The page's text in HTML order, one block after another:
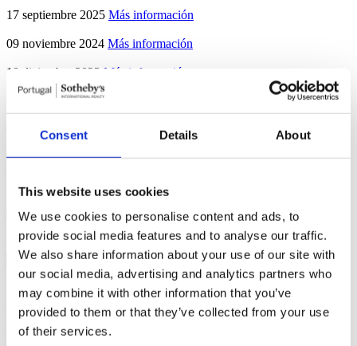
Consent Details About
This website uses cookies
We use cookies to personalise content and ads, to
provide social media features and to analyse our traffic.
We also share information about your use of our site with
our social media, advertising and analytics partners who
may combine it with other information that you’ve
provided to them or that they’ve collected from your use
of their services.
17 septiembre 2025 Más información
09 noviembre 2024 Más información
18 diciembre 2023 Más información
28 octubre 2022 Más información
06 diciembre 2019 Más información
01 agosto 2019 Más información
Socios Sotheby's Realty Sotheby's Portugal
Sea el primero en conocer inmuebles únicos.
Suscríbase al boletín
de noticias
Suscribirse
Autorizo a Portugal Sotheby's International Realty y a sus oficinas a
guardar mis datos personales para informarme cada vez que surja
una oportunidad de vender, comprar o alquilar un inmueble. Puede